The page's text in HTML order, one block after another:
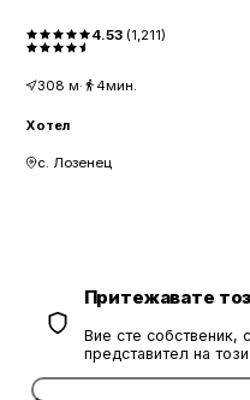
4.53 (1,211)
308 м· 4мин.
Хотел
с. Лозенец
Притежавате
Вие сте собственик,
представител на